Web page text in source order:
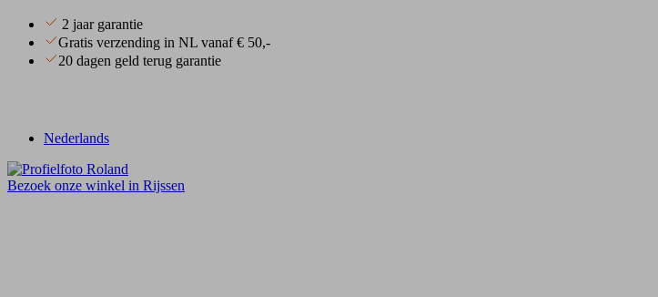
2 jaar garantie
Gratis verzending in NL vanaf € 50,-
20 dagen geld terug garantie
Nederlands
Bezoek onze winkel in Rijssen